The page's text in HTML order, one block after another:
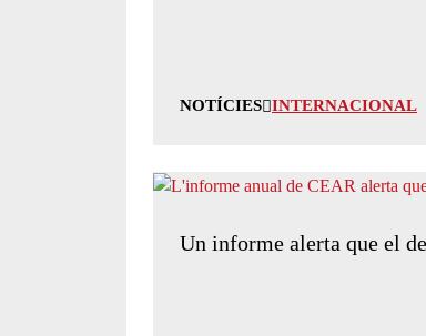
NOTÍCIES INTERNACIONAL
Un informe alerta que el